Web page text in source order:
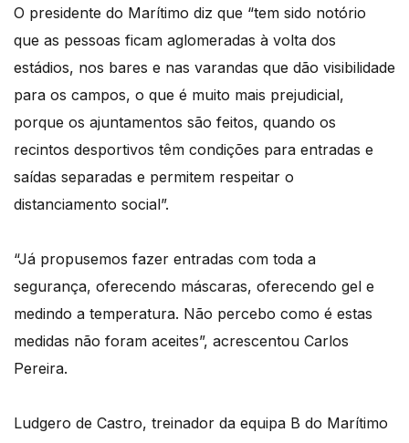
O presidente do Marítimo diz que “tem sido notório
que as pessoas ficam aglomeradas à volta dos
estádios, nos bares e nas varandas que dão visibilidade
para os campos, o que é muito mais prejudicial,
porque os ajuntamentos são feitos, quando os
recintos desportivos têm condições para entradas e
saídas separadas e permitem respeitar o
distanciamento social”.
“Já propusemos fazer entradas com toda a
segurança, oferecendo máscaras, oferecendo gel e
medindo a temperatura. Não percebo como é estas
medidas não foram aceites”, acrescentou Carlos
Pereira.
Ludgero de Castro, treinador da equipa B do Marítimo